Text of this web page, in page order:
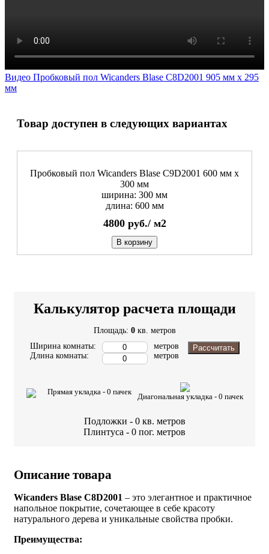
Видео Пробковый пол Wicanders Blase C8D2001 905 мм х 295
мм
Товар доступен в следующих вариантах
Пробковый пол Wicanders Blase C9D2001 600 мм х
300 мм
ширина: 300 мм
длина: 600 мм
4800 руб./ м2
В корзину
Калькулятор расчета площади
Площадь: 0 кв. метров
Ширина комнаты:
Длина комнаты:
метров
метров
Рассчитать
Прямая укладка - 0 пачек
Диагональная укладка - 0 пачек
Подложки - 0 кв. метров
Плинтуса - 0 пог. метров
Описание товара
Wicanders Blase C8D2001 – это элегантное и практичное
напольное покрытие, сочетающее в себе красоту
натурального дерева и уникальные свойства пробки.
Преимущества: